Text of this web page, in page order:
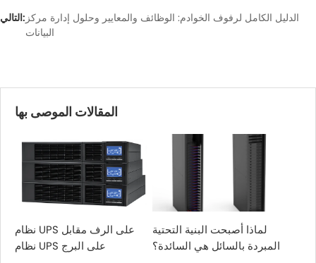
التالي: الدليل الكامل لرفوف الخوادم: الوظائف والمعايير وحلول إدارة مركز
البيانات
المقالات الموصى بها
نظام UPS على الرف مقابل
نظام UPS على البرج
لماذا أصبحت البنية التحتية
المبردة بالسائل هي السائدة؟